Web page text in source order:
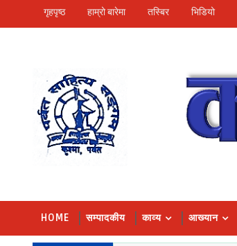
गृहपृष्ठ हाम्रो बारेमा तस्बिर भिडियो
HOME सम्पादकीय काव्य आख्यान